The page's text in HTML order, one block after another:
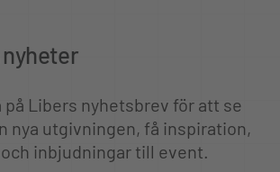
nyheter
på Libers nyhetsbrev för att se
nya utgivningen, få inspiration,
inbjudningar till event.